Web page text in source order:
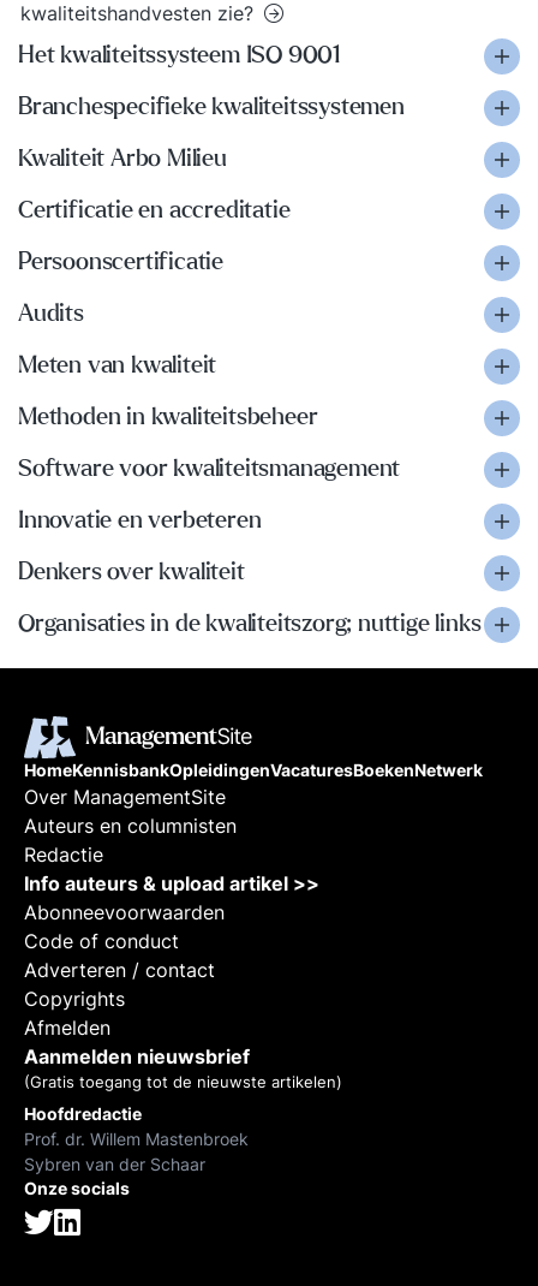
kwaliteitshandvesten zie?
Het kwaliteitssysteem ISO 9001
Branchespecifieke kwaliteitssystemen
Kwaliteit Arbo Milieu
Certificatie en accreditatie
Persoonscertificatie
Audits
Meten van kwaliteit
Methoden in kwaliteitsbeheer
Software voor kwaliteitsmanagement
Innovatie en verbeteren
Denkers over kwaliteit
Organisaties in de kwaliteitszorg; nuttige links
HomeKennisbankOpleidingenVacaturesBoekenNetwerk
Over ManagementSite
Auteurs en columnisten
Redactie
Info auteurs & upload artikel >>
Abonneevoorwaarden
Code of conduct
Adverteren / contact
Copyrights
Afmelden
Aanmelden nieuwsbrief
(Gratis toegang tot de nieuwste artikelen)
Hoofdredactie
Prof. dr. Willem Mastenbroek
Sybren van der Schaar
Onze socials